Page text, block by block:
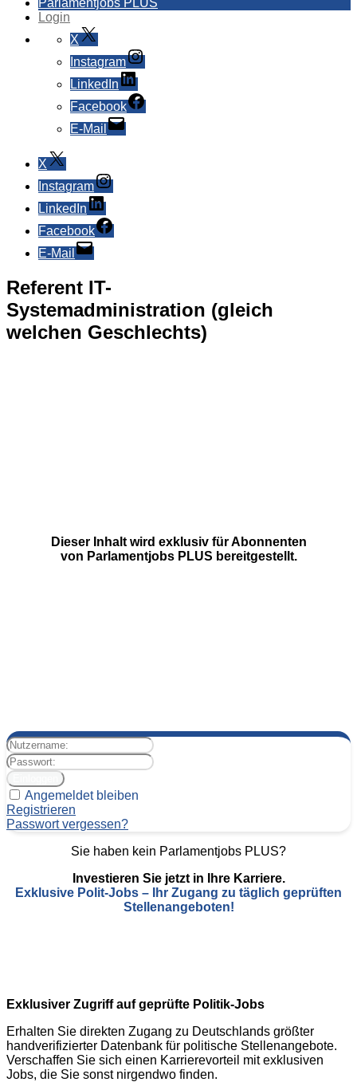
Parlamentjobs PLUS
Login
X
Instagram
LinkedIn
Facebook
E-Mail
X
Instagram
LinkedIn
Facebook
E-Mail
Referent IT-
Systemadministration (gleich
welchen Geschlechts)
Dieser Inhalt wird exklusiv für Abonnenten
von Parlamentjobs PLUS bereitgestellt.
Angemeldet bleiben
Registrieren
Passwort vergessen?
Sie haben kein Parlamentjobs PLUS?
Investieren Sie jetzt in Ihre Karriere.
Exklusive Polit-Jobs – Ihr Zugang zu täglich geprüften
Stellenangeboten!
Exklusiver Zugriff auf geprüfte Politik-Jobs
Erhalten Sie direkten Zugang zu Deutschlands größter
handverifizierter Datenbank für politische Stellenangebote.
Verschaffen Sie sich einen Karrierevorteil mit exklusiven
Jobs, die Sie sonst nirgendwo finden.